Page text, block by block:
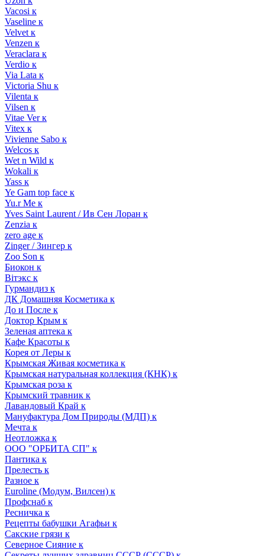
Vacosi к
Vaseline к
Velvet к
Venzen к
Veraclara к
Verdio к
Via Lata к
Victoria Shu к
Vilenta к
Vilsen к
Vitae Ver к
Vitex к
Vivienne Sabo к
Welcos к
Wet n Wild к
Wokali к
Yass к
Ye Gam top face к
Yu.r Me к
Yves Saint Laurent / Ив Сен Лоран к
Zenzia к
zero age к
Zinger / Зингер к
Zoo Son к
Биокон к
Вiтэкс к
Гурмандиз к
ДК Домашняя Косметика к
До и После к
Доктор Крым к
Зеленая аптека к
Кафе Красоты к
Корея от Леры к
Крымская Живая косметика к
Крымская натуральная коллекция (КНК) к
Крымская роза к
Крымский травник к
Лавандовый Край к
Мануфактура Дом Природы (МДП) к
Мечта к
Неотложка к
ООО "ОРБИТА СП" к
Пантика к
Прелесть к
Разное к
Euroline (Модум, Вилсен) к
Профснаб к
Ресничка к
Рецепты бабушки Агафьи к
Сакские грязи к
Северное Сияние к